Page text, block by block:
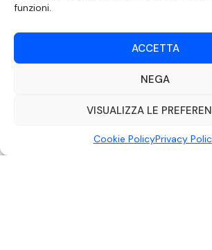
funzioni.
ACCETTA
NEGA
VISUALIZZA LE
Cookie PolicyPrivacy
DOCUMENTO REDATTO AI SENSI DELL’ART. 6 DEL